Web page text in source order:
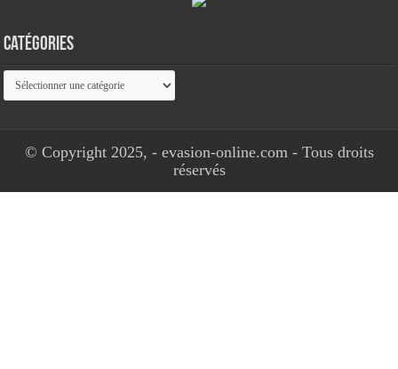
Catégories
Catégories
© Copyright 2025, - evasion-online.com - Tous droits
réservés